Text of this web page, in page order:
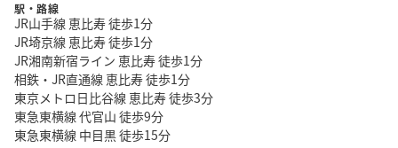
駅・路線
JR山手線 恵比寿 徒歩1分
JR埼京線 恵比寿 徒歩1分
JR湘南新宿ライン 恵比寿 徒歩1分
相鉄・JR直通線 恵比寿 徒歩1分
東京メトロ日比谷線 恵比寿 徒歩3分
東急東横線 代官山 徒歩9分
東急東横線 中目黒 徒歩15分